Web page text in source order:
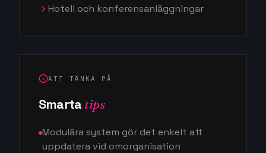
Hotell och konferensanläggningar
ATT TÄNKA PÅ
Smarta tips
Modulära system gör det enkelt att
uppdatera vid omorganisation